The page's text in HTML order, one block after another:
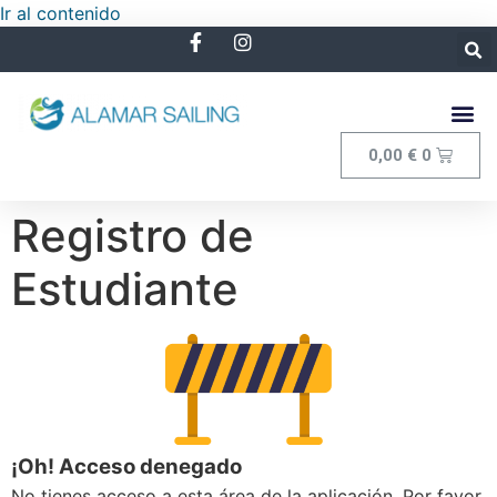
Ir al contenido
0,00 € 0
Registro de
Estudiante
¡Oh! Acceso denegado